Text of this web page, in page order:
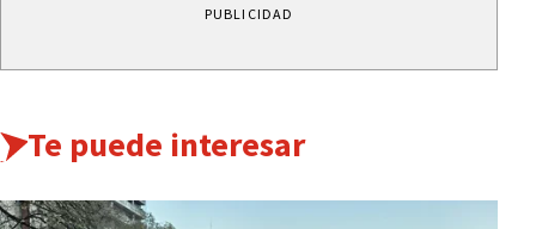
PUBLICIDAD
Te puede interesar